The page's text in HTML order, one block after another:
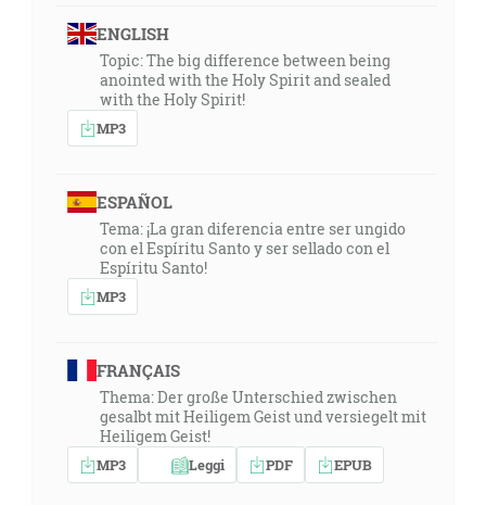
ENGLISH
Topic: The big difference between being
anointed with the Holy Spirit and sealed
with the Holy Spirit!
MP3
ESPAÑOL
Tema: ¡La gran diferencia entre ser ungido
con el Espíritu Santo y ser sellado con el
Espíritu Santo!
MP3
FRANÇAIS
Thema: Der große Unterschied zwischen
gesalbt mit Heiligem Geist und versiegelt mit
Heiligem Geist!
MP3 Leggi PDF EPUB